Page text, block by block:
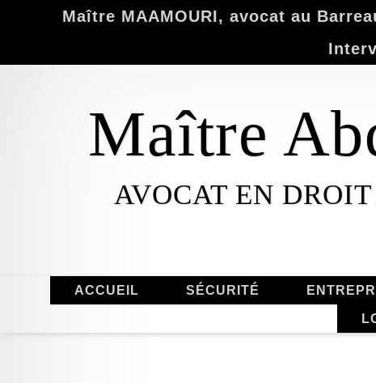
Maître MAAMOURI, avocat au
Maître
AVOCAT EN
ACCUEIL SÉCURITÉ